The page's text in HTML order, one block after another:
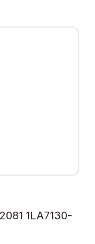
1LA7130-